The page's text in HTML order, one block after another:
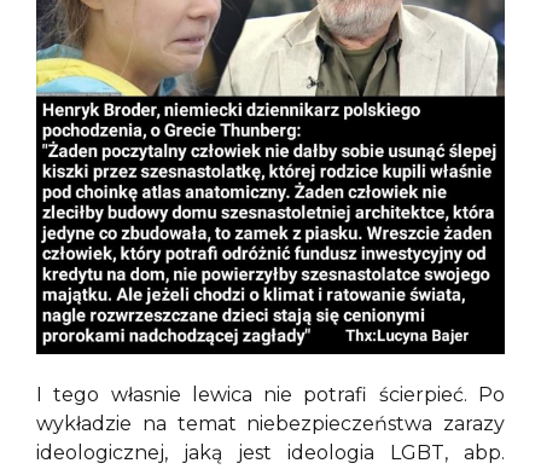
I tego własnie lewica nie potrafi ścierpieć. Po
wykładzie na temat niebezpieczeństwa zarazy
ideologicznej, jaką jest ideologia LGBT, abp.